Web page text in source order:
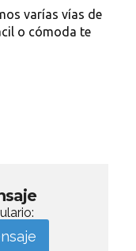
varías vías de
o cómoda te